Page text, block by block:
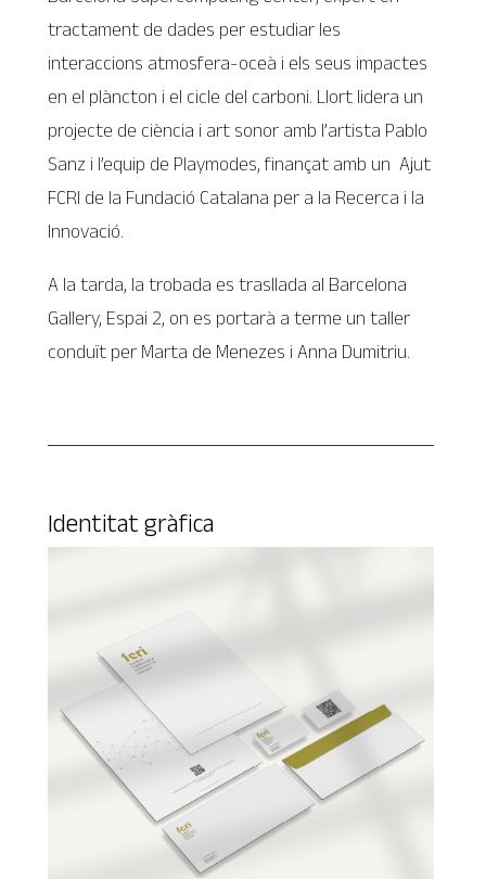
tractament de dades per estudiar les
interaccions atmosfera-oceà i els seus impactes
en el plàncton i el cicle del carboni. Llort lidera un
projecte de ciència i art sonor amb l’artista Pablo
Sanz i l’equip de Playmodes, finançat amb un Ajut
FCRI de la Fundació Catalana per a la Recerca i la
Innovació.
A la tarda, la trobada es trasllada al Barcelona
Gallery, Espai 2, on es portarà a terme un taller
conduït per Marta de Menezes i Anna Dumitriu.
Identitat gràfica